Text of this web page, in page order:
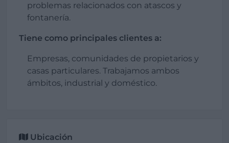
problemas relacionados con atascos y
fontanería.
Tiene como principales clientes a:
Empresas, comunidades de propietarios y
casas particulares. Trabajamos ambos
ámbitos, industrial y doméstico.
Ubicación